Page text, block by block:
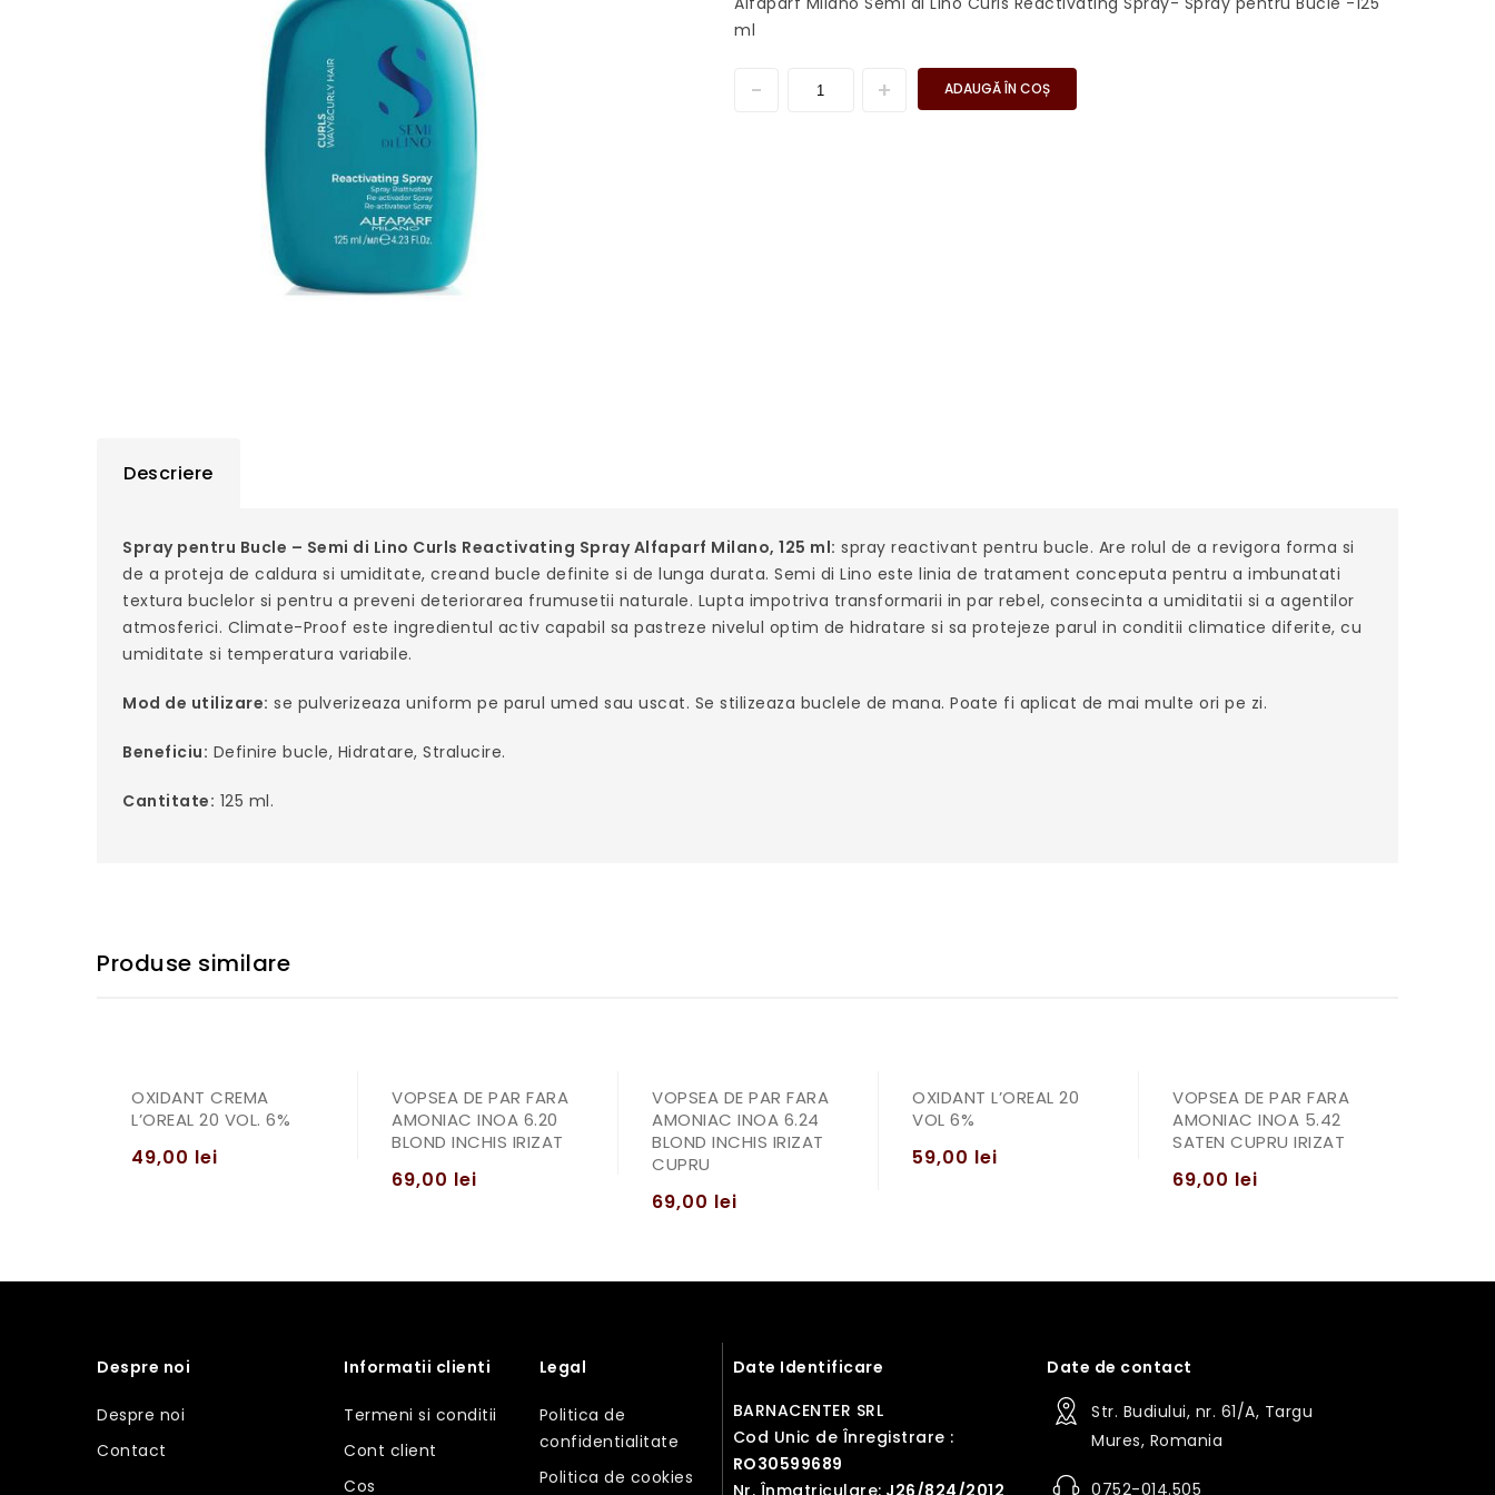
ml
ADAUGĂ ÎN COȘ
Descriere
Spray pentru Bucle – Semi di Lino Curls Reactivating Spray Alfaparf Milano, 125 ml: spray reactivant pentru bucle. Are rolul de a revigora forma si
de a proteja de caldura si umiditate, creand bucle definite si de lunga durata. Semi di Lino este linia de tratament conceputa pentru a imbunatati
textura buclelor si pentru a preveni deteriorarea frumusetii naturale. Lupta impotriva transformarii in par rebel, consecinta a umiditatii si a agentilor
atmosferici. Climate-Proof este ingredientul activ capabil sa pastreze nivelul optim de hidratare si sa protejeze parul in conditii climatice diferite, cu
umiditate si temperatura variabile.
Mod de utilizare: se pulverizeaza uniform pe parul umed sau uscat. Se stilizeaza buclele de mana. Poate fi aplicat de mai multe ori pe zi.
Beneficiu: Definire bucle, Hidratare, Stralucire.
Cantitate: 125 ml.
Produse similare
OXIDANT CREMA
L’OREAL 20 VOL. 6%
49,00 lei
VOPSEA DE PAR FARA
AMONIAC INOA 6.20
BLOND INCHIS IRIZAT
69,00 lei
VOPSEA DE PAR FARA
AMONIAC INOA 6.24
BLOND INCHIS IRIZAT
CUPRU
69,00 lei
OXIDANT L’OREAL 20
VOL 6%
59,00 lei
VOPSEA DE PAR FARA
AMONIAC INOA 5.42
SATEN CUPRU IRIZAT
69,00 lei
Despre noi
Despre noi
Contact
Informatii clienti
Termeni si conditii
Cont client
Cos
Legal
Politica de
confidentialitate
Politica de cookies
Date Identificare
BARNACENTER SRL
Cod Unic de Înregistrare :
RO30599689
Nr. Înmatriculare: J26/824/2012
Date de contact
Str. Budiului, nr. 61/A, Targu
Mures, Romania
0752-014.505